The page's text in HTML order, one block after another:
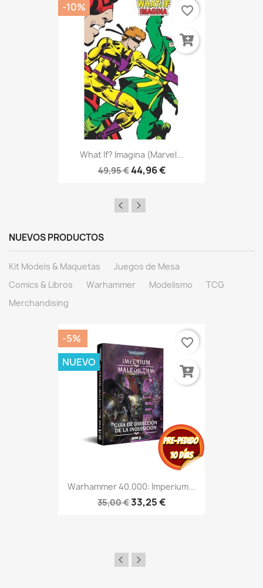
What If? Imagina (Marvel...
49,95 €44,96 €
-10% favorite_border
NUEVOS PRODUCTOS
Kit Models & Maquetas
Juegos de Mesa
Comics & Libros
Warhammer Modelismo
TCG
Merchandising
Warhammer 40.000: Imperium...
35,00 €33,25 €
-5%
NUEVO
favorite_border